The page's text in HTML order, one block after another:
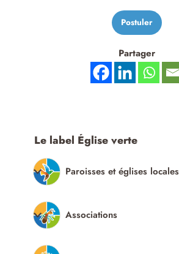
Le label Église verte
Paroisses et églises locales
Associations
Postuler
Partager